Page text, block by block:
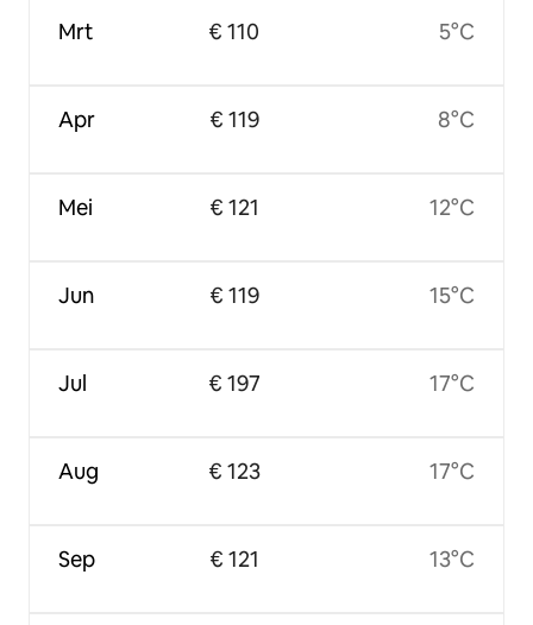
Mrt
Apr
Mei
Jun
Jul
Aug
Sep
€ 110
€ 119
€ 121
€ 119
€ 197
€ 123
€ 121
5°C
8°C
12°C
15°C
17°C
17°C
13°C